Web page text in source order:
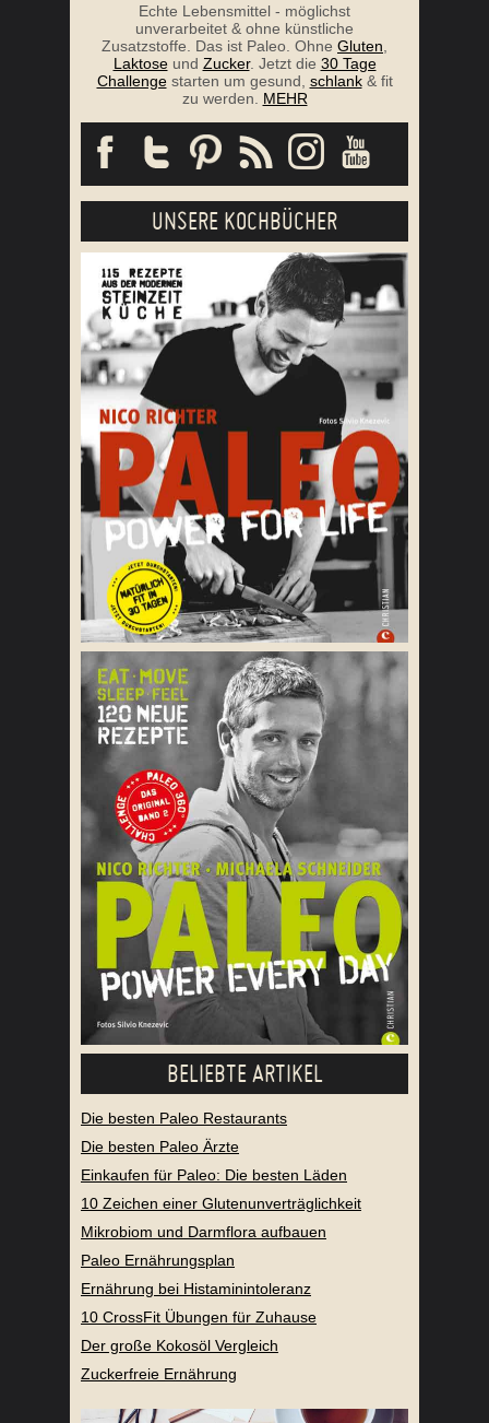
Echte Lebensmittel - möglichst
unverarbeitet & ohne künstliche
Zusatzstoffe. Das ist Paleo. Ohne Gluten
Laktoseund Zucker. Jetzt die 30 Tage
Challengestarten um gesund, schlank& fit
zu werden. MEHR
UNSERE KOCHBÜCHER
BELIEBTE ARTIKEL
Die besten Paleo Restaurants
Die besten Paleo Ärzte
Einkaufen für Paleo: Die besten Läden
10 Zeichen einer Glutenunverträglichkeit
Mikrobiom und Darmflora aufbauen
Paleo Ernährungsplan
Ernährung bei Histaminintoleranz
10 CrossFit Übungen für Zuhause
Der große Kokosöl Vergleich
Zuckerfreie Ernährung